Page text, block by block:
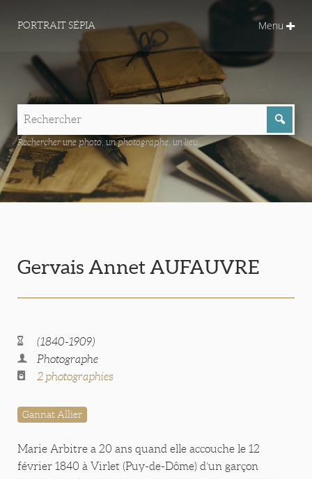
PORTRAIT SÉPIA Menu
Rechercher une photo, un photographe, un lieu...
Gervais Annet AUFAUVRE
(1840-1909)
Photographe
2 photographies
Gannat Allier
Marie Arbitre a 20 ans quand elle accouche le 12
février 1840 à Virlet (Puy-de-Dôme) d’un garçon